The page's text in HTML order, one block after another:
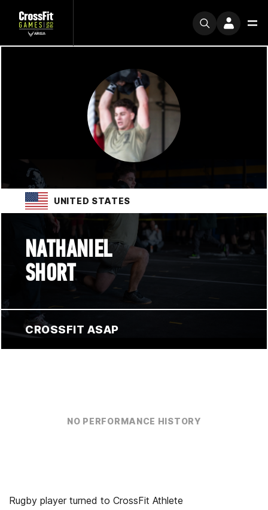
UNITED STATES
NATHANIEL
SHORT
CROSSFIT ASAP
NO PERFORMANCE HISTORY
Rugby player turned to CrossFit Athlete